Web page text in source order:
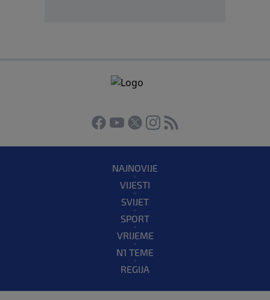
NAJNOVIJE
VIJESTI
SVIJET
SPORT
VRIJEME
N1 TEME
REGIJA